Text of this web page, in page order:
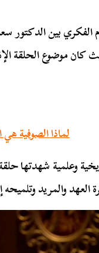
الفكري بين الدكتور
كان موضوع الحلقة
لماذا الصوفية
وعلمية شهدتها
العهد والمريد